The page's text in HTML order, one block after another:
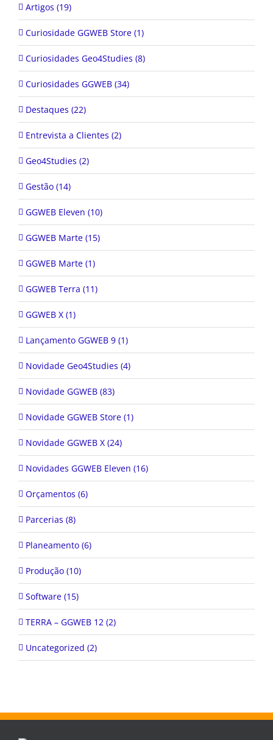
Artigos (19)
Curiosidade GGWEB Store (1)
Curiosidades Geo4Studies (8)
Curiosidades GGWEB (34)
Destaques (22)
Entrevista a Clientes (2)
Geo4Studies (2)
Gestão (14)
GGWEB Eleven (10)
GGWEB Marte (15)
GGWEB Marte (1)
GGWEB Terra (11)
GGWEB X (1)
Lançamento GGWEB 9 (1)
Novidade Geo4Studies (4)
Novidade GGWEB (83)
Novidade GGWEB Store (1)
Novidade GGWEB X (24)
Novidades GGWEB Eleven (16)
Orçamentos (6)
Parcerias (8)
Planeamento (6)
Produção (10)
Software (15)
TERRA – GGWEB 12 (2)
Uncategorized (2)